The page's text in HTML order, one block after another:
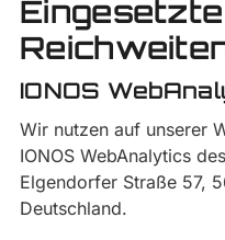
IONOS
Wir nutzen auf unserer
IONOS WebAnalytics
Elgendorfer Straße 57,
Deutschland.